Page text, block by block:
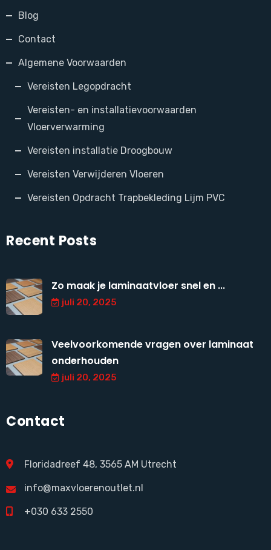
Blog
Contact
Algemene Voorwaarden
Vereisten Legopdracht
Vereisten- en installatievoorwaarden
Vloerverwarming
Vereisten installatie Droogbouw
Vereisten Verwijderen Vloeren
Vereisten Opdracht Trapbekleding Lijm PVC
Recent Posts
Zo maak je laminaatvloer snel en ...
juli 20, 2025
Veelvoorkomende vragen over laminaat
onderhouden
juli 20, 2025
Contact
Floridadreef 48, 3565 AM Utrecht
info@maxvloerenoutlet.nl
+030 633 2550